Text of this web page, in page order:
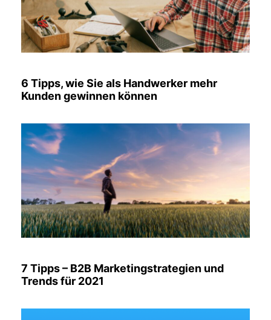
6 Tipps, wie Sie als Handwerker mehr
Kunden gewinnen können
7 Tipps – B2B Marketingstrategien und
Trends für 2021